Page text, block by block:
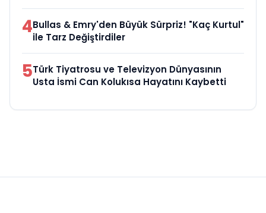
4Bullas & Emry'den Büyük Sürpriz! "Kaç Kurtul"
ile Tarz Değiştirdiler
5Türk Tiyatrosu ve Televizyon Dünyasının
Usta İsmi Can Kolukısa Hayatını Kaybetti